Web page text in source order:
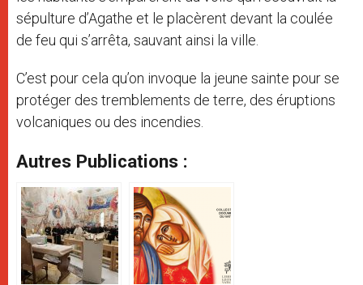
sépulture d’Agathe et le placèrent devant la coulée
de feu qui s’arrêta, sauvant ainsi la ville.
C’est pour cela qu’on invoque la jeune sainte pour se
protéger des tremblements de terre, des éruptions
volcaniques ou des incendies.
Autres Publications :